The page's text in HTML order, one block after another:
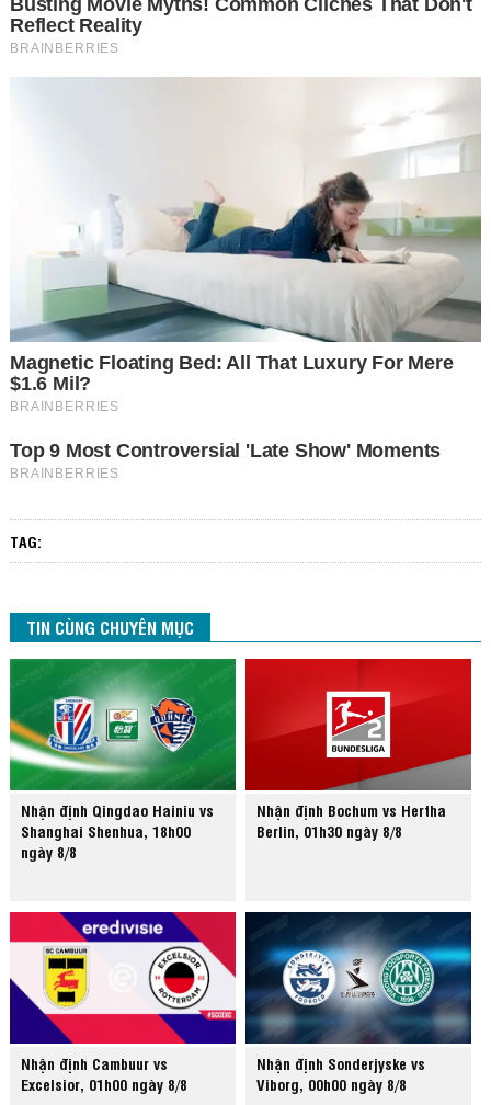
TAG:
TIN CÙNG CHUYÊN MỤC
Nhận định Qingdao Hainiu vs
Shanghai Shenhua, 18h00
ngày 8/8
Nhận định Bochum vs Hertha
Berlin, 01h30 ngày 8/8
Nhận định Cambuur vs
Excelsior, 01h00 ngày 8/8
Nhận định Sonderjyske vs
Viborg, 00h00 ngày 8/8